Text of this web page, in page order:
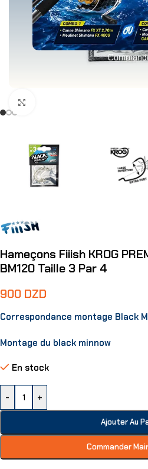
Hameçons Fiiish KROG
BM120 Taille 3 Par 4
900 DZD
Correspondance montage Black
Montage du black minnow
En stock
- +
Ajouter Au
Commander